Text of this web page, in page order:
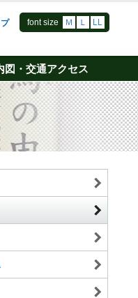
font size Ｍ Ｌ LL
図・交通アクセス